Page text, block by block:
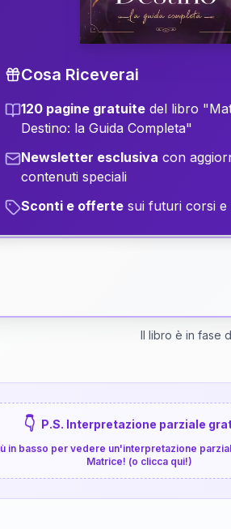
Scopri il significato della
Il libro è in fase
👇 P.S. Interpretazione parziale
in basso per vedere un'interpretazione
Matrice! (o clicca qui!)
Cosa Riceverai
120 pagine gratuite del libro
Destino: la Guida Completa"
Newsletter esclusiva con
contenuti speciali
Sconti e offerte sui futuri corsi e